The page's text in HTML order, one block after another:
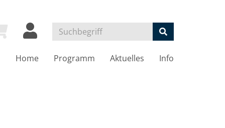
Home Programm Aktuelles Info